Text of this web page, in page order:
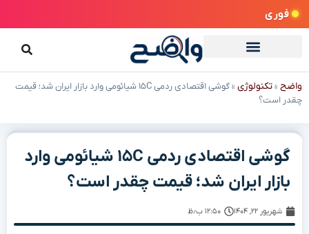
فوری
واضح »تکنولوژی »
گوشی اقتصادی ردمی ۱۵C شیائومی وارد بازار ایران شد؛ قیمت
چقدر است؟
گوشی اقتصادی ردمی ۱۵C شیائومی وارد
بازار ایران شد؛ قیمت چقدر است؟
شهریور ۲۲, ۱۴۰۴ ۱۲:۵۰ ب٫ظ